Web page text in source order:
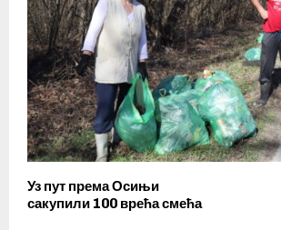
Уз пут према Осињи
сакупили 100 врећа смећа